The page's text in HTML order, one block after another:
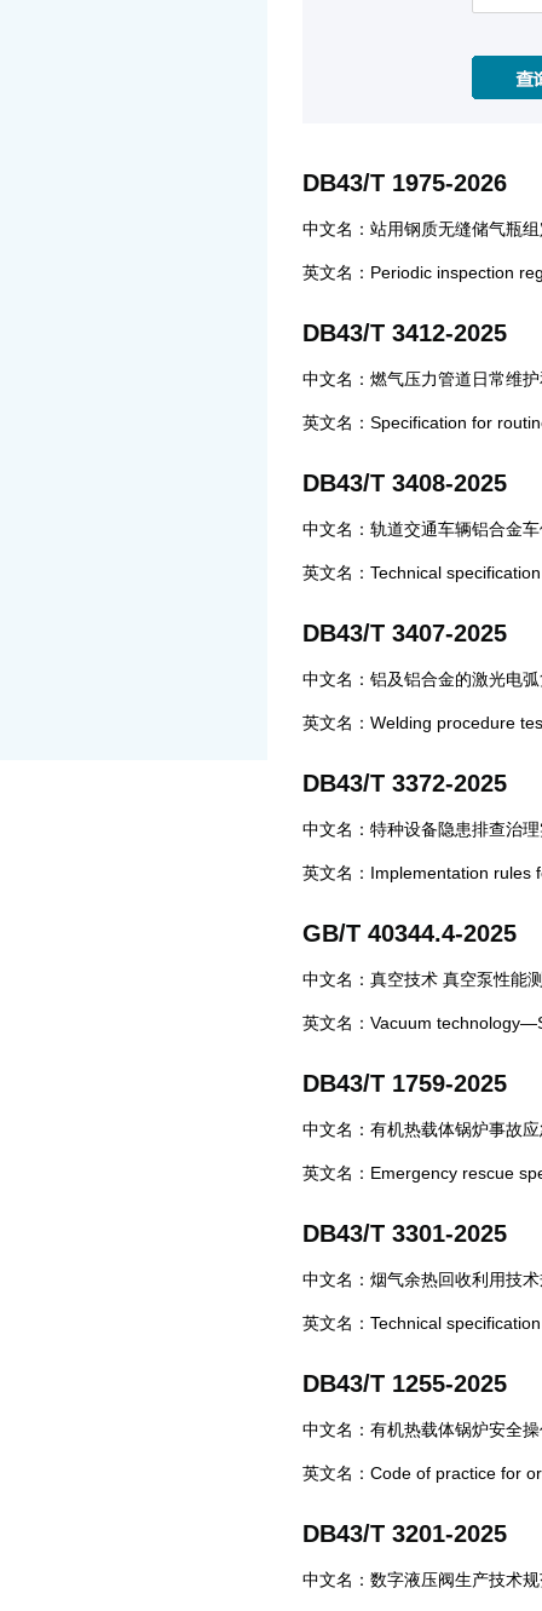
DB43/T 1975-2026
中文名：站用钢质无缝储气瓶
英文名：Periodic inspection
DB43/T 3412-2025
中文名：燃气压力管道日常维
英文名：Specification for
DB43/T 3408-2025
中文名：轨道交通车辆铝合金
英文名：Technical
DB43/T 3407-2025
中文名：铝及铝合金的激光电
英文名：Welding procedure
DB43/T 3372-2025
中文名：特种设备隐患排查治
英文名：Implementation rules
GB/T 40344.4-2025
中文名：真空技术 真空泵性能
英文名：Vacuum
DB43/T 1759-2025
中文名：有机热载体锅炉事故
英文名：Emergency rescue
DB43/T 3301-2025
中文名：烟气余热回收利用技
英文名：Technical
DB43/T 1255-2025
中文名：有机热载体锅炉安全
英文名：Code of practice for
DB43/T 3201-2025
中文名：数字液压阀生产技术